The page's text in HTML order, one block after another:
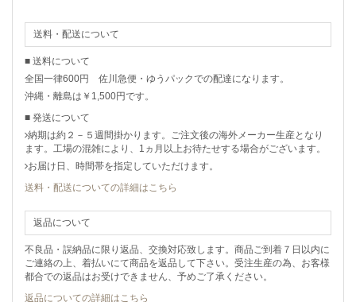
送料・配送について
■ 送料について
全国一律600円 佐川急便・ゆうパックでの配達になります。
沖縄・離島は￥1,500円です。
■ 発送について
納期は約２－５週間掛かります。ご注文後の海外メーカー生産となり
ます。工場の混雑により、1ヵ月以上お待たせする場合がございます。
お届け日、時間帯を指定していただけます。
送料・配送についての詳細はこちら
返品について
不良品・誤納品に限り返品、交換対応致します。商品ご到着７日以内に
ご連絡の上、着払いにて商品を返品して下さい。受注生産の為、お客様
都合での返品はお受けできません、予めご了承ください。
返品についての詳細はこちら